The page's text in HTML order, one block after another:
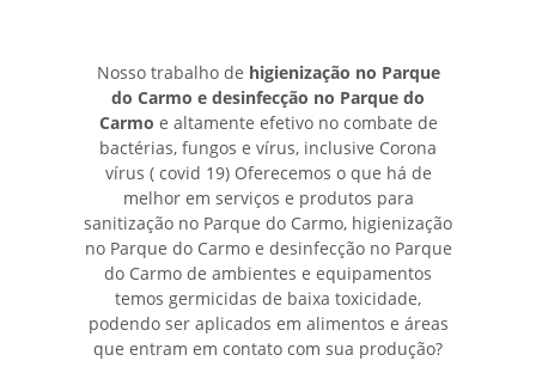
Nosso trabalho de higienização no Parque
do Carmo e desinfecção no Parque do
Carmo e altamente efetivo no combate de
bactérias, fungos e vírus, inclusive Corona
vírus ( covid 19) Oferecemos o que há de
melhor em serviços e produtos para
sanitização no Parque do Carmo, higienização
no Parque do Carmo e desinfecção no Parque
do Carmo de ambientes e equipamentos
temos germicidas de baixa toxicidade,
podendo ser aplicados em alimentos e áreas
que entram em contato com sua produção?